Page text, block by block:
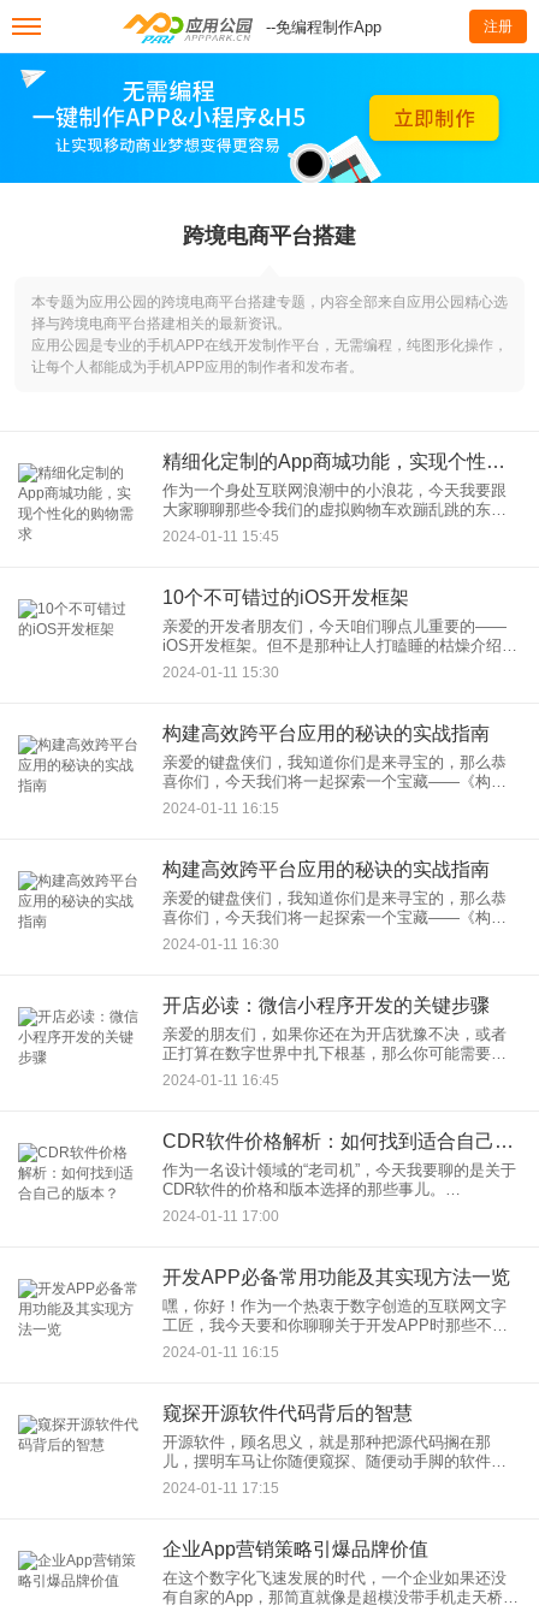
--免编程制作App 注册
跨境电商平台搭建
本专题为应用公园的跨境电商平台搭建专题，内容全部来自应用公园精心选
择与跨境电商平台搭建相关的最新资讯。
应用公园是专业的手机APP在线开发制作平台，无需编程，纯图形化操作，
让每个人都能成为手机APP应用的制作者和发布者。
精细化定制的App商城功能，实现个性化的购物需求
作为一个身处互联网浪潮中的小浪花，今天我要跟
大家聊聊那些令我们的虚拟购物车欢蹦乱跳的东西
——精细化定制的App商城功能。当然，我不是在说
那种只能让你加购然后让钱包大出血的功能，而是
2024-01-11 15:45
10个不可错过的iOS开发框架
亲爱的开发者朋友们，今天咱们聊点儿重要的——
iOS开发框架。但不是那种让人打瞌睡的枯燥介绍，
而是10个不可错过的、让你的App如虎添翼的iOS开
发框架推荐。拿起你的MacBook，启动Xcode，准
2024-01-11 15:30
构建高效跨平台应用的秘诀的实战指南
亲爱的键盘侠们，我知道你们是来寻宝的，那么恭
喜你们，今天我们将一起探索一个宝藏——《构建
高效跨平台应用的秘诀实战指南》。就像找到了一
张藏宝图，我们将揭秘那些让开发者们夜不能寐的
2024-01-11 16:15
构建高效跨平台应用的秘诀的实战指南
亲爱的键盘侠们，我知道你们是来寻宝的，那么恭
喜你们，今天我们将一起探索一个宝藏——《构建
高效跨平台应用的秘诀实战指南》。就像找到了一
张藏宝图，我们将揭秘那些让开发者们夜不能寐的
2024-01-11 16:30
开店必读：微信小程序开发的关键步骤
亲爱的朋友们，如果你还在为开店犹豫不决，或者
正打算在数字世界中扎下根基，那么你可能需要关
注一下这个神奇的东西——开店必读：微信小程
序。是的，今天我要跟大家聊聊微信小程序开发的
2024-01-11 16:45
CDR软件价格解析：如何找到适合自己的版本？
作为一名设计领域的“老司机”，今天我要聊的是关于
CDR软件的价格和版本选择的那些事儿。
CorelDRAW（简称CDR）作为图形设计界的一款重
量级软件，它的强大功能和用户友好的界面早已赢
2024-01-11 17:00
开发APP必备常用功能及其实现方法一览
嘿，你好！作为一个热衷于数字创造的互联网文字
工匠，我今天要和你聊聊关于开发APP时那些不可
或缺的小玩意儿——也就是APP的常用功能，以及
2024-01-11 16:15
窥探开源软件代码背后的智慧
开源软件，顾名思义，就是那种把源代码搁在那
儿，摆明车马让你随便窥探、随便动手脚的软件。
你可能会想：“开源软件，听起来就像是在高速公路
边免费开放的自助餐厅，难道不会有人把菜吃光、
2024-01-11 17:15
企业App营销策略引爆品牌价值
在这个数字化飞速发展的时代，一个企业如果还没
有自家的App，那简直就像是超模没带手机走天桥